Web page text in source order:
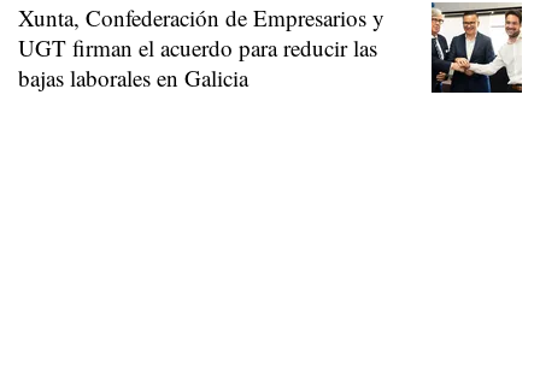
Xunta, Confederación de Empresarios y
UGT firman el acuerdo para reducir las
bajas laborales en Galicia